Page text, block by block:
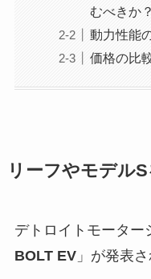
むべきか？
動力性能
価格の比
リーフやモデル
デトロイトモーター
BOLT EV」が発表さ